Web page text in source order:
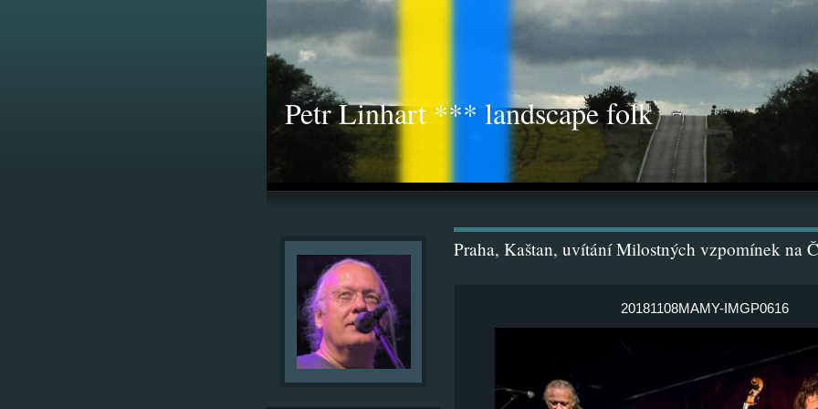
Petr Linhart *** landscape folk
Praha, Kaštan, uvítání Milostných vzpomínek na
20181108MAMY-IMGP0616